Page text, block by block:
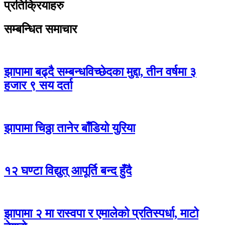
प्रतिक्रियाहरु
सम्बन्धित समाचार
झापामा बढ्दै सम्बन्धविच्छेदका मुद्दा, तीन वर्षमा ३
हजार ९ सय दर्ता
झापामा चिठ्ठा तानेर बाँडियो युरिया
१२ घण्टा विद्युत् आपूर्ति बन्द हुँदै
झापामा २ मा रास्वपा र एमालेको प्रतिस्पर्धा, माटो